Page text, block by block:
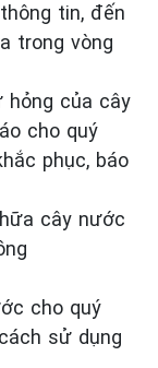
tin, đến
trong vòng
hỏng của cây
cho quý
phục, báo
cây nước
cho quý
sử dụng